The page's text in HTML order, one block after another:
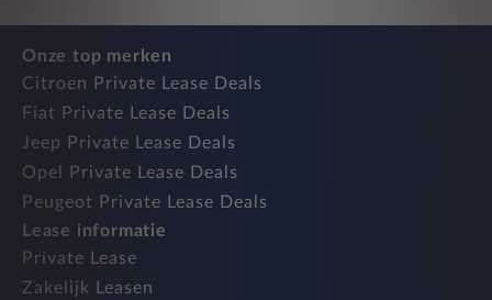
Onze top merken
Citroen Private Lease Deals
Fiat Private Lease Deals
Jeep Private Lease Deals
Opel Private Lease Deals
Peugeot Private Lease Deals
Lease informatie
Private Lease
Zakelijk Leasen